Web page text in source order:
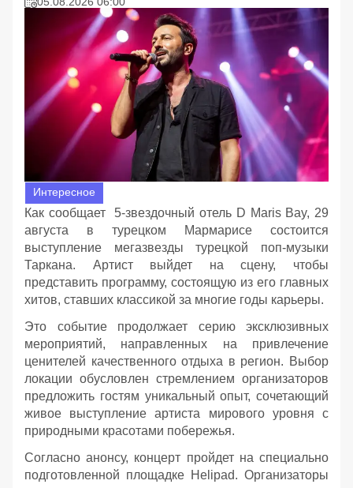
Интересное
Как сообщает 5-звездочный отель D Maris Bay, 29
августа в турецком Мармарисе состоится
выступление мегазвезды турецкой поп-музыки
Таркана. Артист выйдет на сцену, чтобы
представить программу, состоящую из его главных
хитов, ставших классикой за многие годы карьеры.
Это событие продолжает серию эксклюзивных
мероприятий, направленных на привлечение
ценителей качественного отдыха в регион. Выбор
локации обусловлен стремлением организаторов
предложить гостям уникальный опыт, сочетающий
живое выступление артиста мирового уровня с
природными красотами побережья.
Согласно анонсу, концерт пройдет на специально
подготовленной площадке Helipad. Организаторы